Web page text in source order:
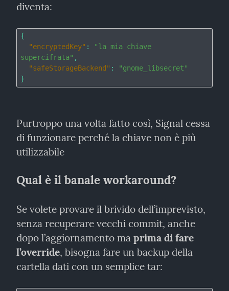
diventa:
{
"encryptedKey" :
"la mia chiave
supercifrata" ,
"safeStorageBackend" :
"gnome_libsecret"
Purtroppo una volta fatto così, Signal cessa
di funzionare perché la chiave non è più
utilizzabile
Qual è il banale workaround?
Se volete provare il brivido dell’imprevisto,
senza recuperare vecchi commit, anche
dopo l’aggiornamento ma prima di fare
l’override, bisogna fare un backup della
cartella dati con un semplice tar: